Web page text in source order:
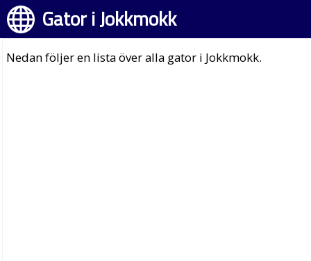
Gator i Jokkmokk
Nedan följer en lista över alla gator i Jokkmokk.